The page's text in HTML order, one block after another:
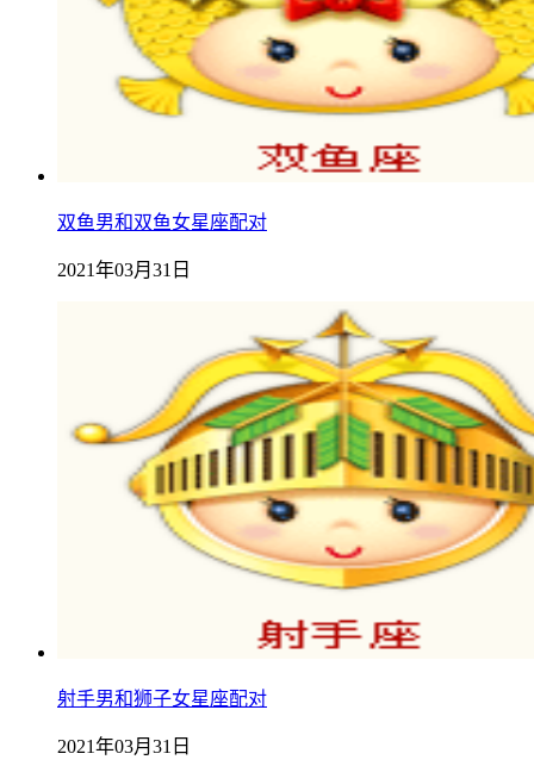
双鱼男和双鱼女星座配对
2021年03月31日
射手男和狮子女星座配对
2021年03月31日